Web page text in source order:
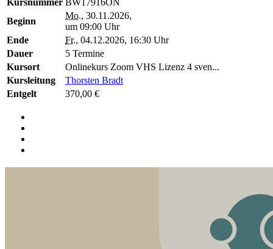
Kursnummer BW17916ON
Beginn
Mo., 30.11.2026,
um 09:00 Uhr
Ende
Fr., 04.12.2026, 16:30 Uhr
Dauer
5 Termine
Kursort
Onlinekurs Zoom VHS Lizenz 4 sven...
Kursleitung
Thorsten Bradt
Entgelt
370,00 €